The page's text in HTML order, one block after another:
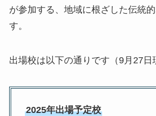
が参加する、地域に根ざした伝統
す。
出場校は以下の通りです（9月27日
2025年出場予定校